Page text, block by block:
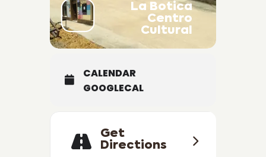
La Botica
Centro
Cultural
CALENDAR
GOOGLECAL
Get
Directions